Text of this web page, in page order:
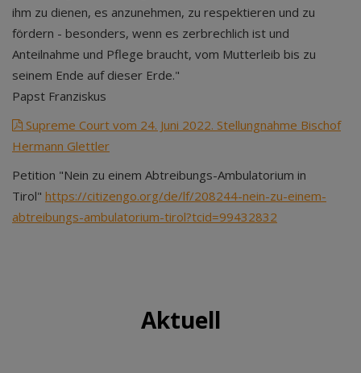
ihm zu dienen, es anzunehmen, zu respektieren und zu
fördern - besonders, wenn es zerbrechlich ist und
Anteilnahme und Pflege braucht, vom Mutterleib bis zu
seinem Ende auf dieser Erde."
Papst Franziskus
Supreme Court vom 24. Juni 2022. Stellungnahme Bischof
Hermann Glettler
Petition "Nein zu einem Abtreibungs-Ambulatorium in
Tirol" https://citizengo.org/de/lf/208244-nein-zu-einem-
abtreibungs-ambulatorium-tirol?tcid=99432832
Aktuell